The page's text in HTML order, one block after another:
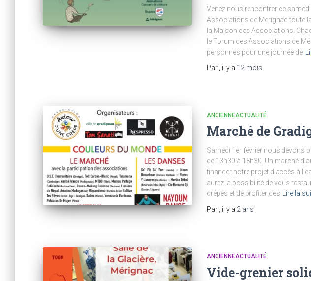
Venez nous rencontrer ce
Associations de Mérignac toute
la Maison des Associations.
le Forum des Associations de
personnes pour une journée de
Par
, il y a 12 mois
ANCIENNEACTUALITÉ
Marché de
Samedi 1er février nous devons
de 13h30 à 18h30. Un marché
financer notre projet d’accès à
aurez la possibilité de vous
crêpes et de profiter des
Lire la
Par
, il y a 2 ans
ANCIENNEACTUALITÉ
Vide-grenier